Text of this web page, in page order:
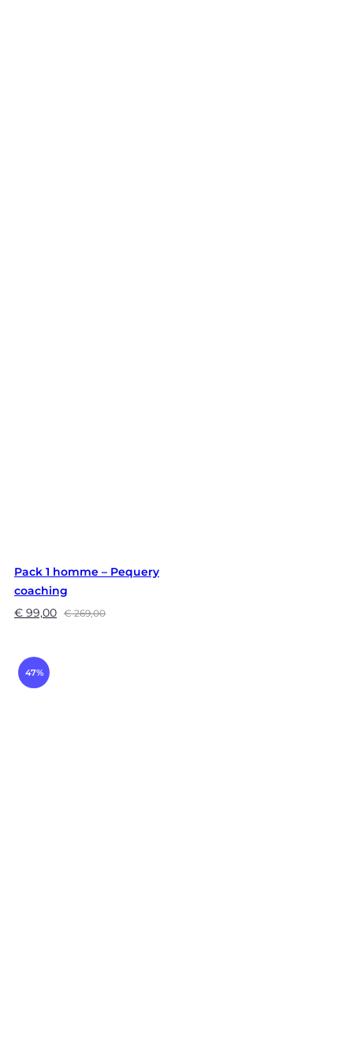
Pack 1 homme – Pequery
coaching
€ 99,00 €269,00
47%